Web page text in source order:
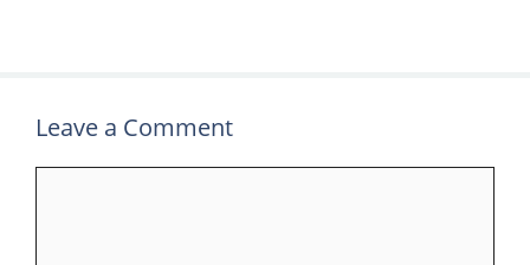
Leave a Comment